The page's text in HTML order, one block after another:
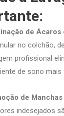
de
no colchão,
profissional
de sono mais
de
indesejados